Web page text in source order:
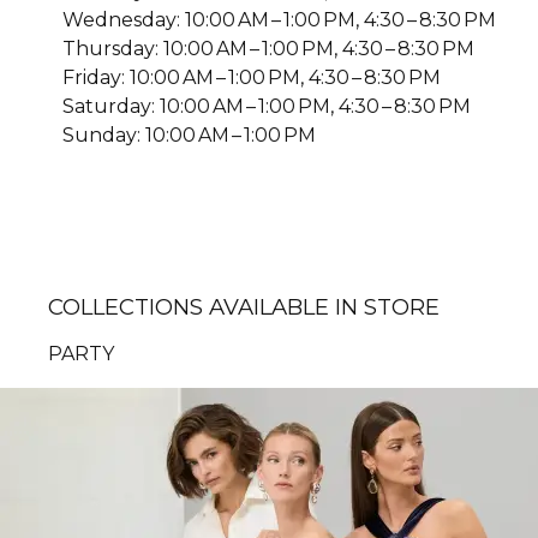
Wednesday: 10:00 AM – 1:00 PM, 4:30 – 8:30 PM
Thursday: 10:00 AM – 1:00 PM, 4:30 – 8:30 PM
Friday: 10:00 AM – 1:00 PM, 4:30 – 8:30 PM
Saturday: 10:00 AM – 1:00 PM, 4:30 – 8:30 PM
Sunday: 10:00 AM – 1:00 PM
COLLECTIONS AVAILABLE IN STORE
PARTY